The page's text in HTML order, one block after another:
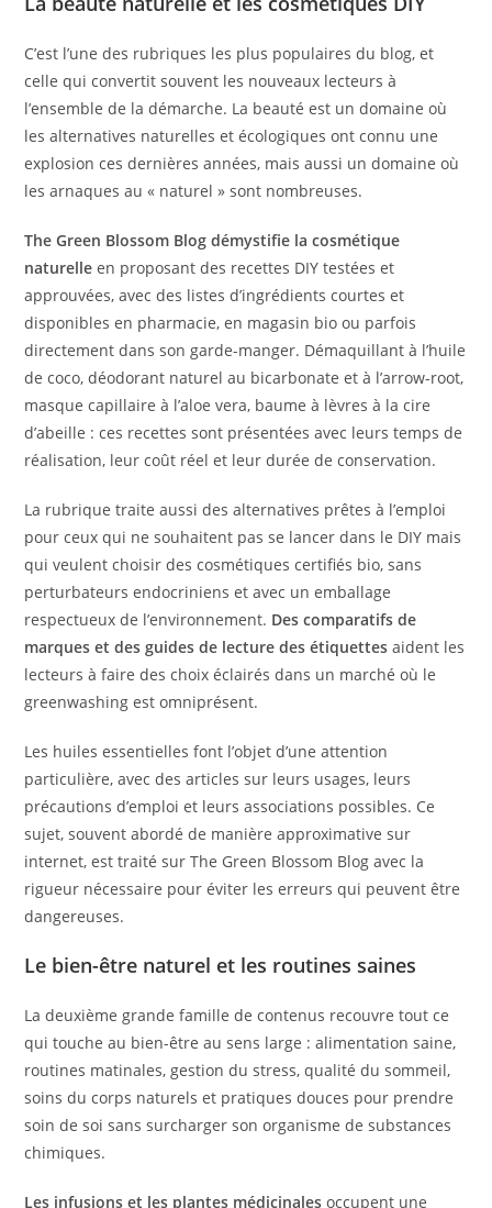
C’est l’une des rubriques les plus populaires du blog, et
celle qui convertit souvent les nouveaux lecteurs à
l’ensemble de la démarche. La beauté est un domaine où
les alternatives naturelles et écologiques ont connu une
explosion ces dernières années, mais aussi un domaine où
les arnaques au « naturel » sont nombreuses.
The Green Blossom Blog démystifie la cosmétique
naturelle en proposant des recettes DIY testées et
approuvées, avec des listes d’ingrédients courtes et
disponibles en pharmacie, en magasin bio ou parfois
directement dans son garde-manger. Démaquillant à l’huile
de coco, déodorant naturel au bicarbonate et à l’arrow-root,
masque capillaire à l’aloe vera, baume à lèvres à la cire
d’abeille : ces recettes sont présentées avec leurs temps de
réalisation, leur coût réel et leur durée de conservation.
La rubrique traite aussi des alternatives prêtes à l’emploi
pour ceux qui ne souhaitent pas se lancer dans le DIY mais
qui veulent choisir des cosmétiques certifiés bio, sans
perturbateurs endocriniens et avec un emballage
respectueux de l’environnement. Des comparatifs de
marques et des guides de lecture des étiquettes aident les
lecteurs à faire des choix éclairés dans un marché où le
greenwashing est omniprésent.
Les huiles essentielles font l’objet d’une attention
particulière, avec des articles sur leurs usages, leurs
précautions d’emploi et leurs associations possibles. Ce
sujet, souvent abordé de manière approximative sur
internet, est traité sur The Green Blossom Blog avec la
rigueur nécessaire pour éviter les erreurs qui peuvent être
dangereuses.
Le bien-être naturel et les routines saines
La deuxième grande famille de contenus recouvre tout ce
qui touche au bien-être au sens large : alimentation saine,
routines matinales, gestion du stress, qualité du sommeil,
soins du corps naturels et pratiques douces pour prendre
soin de soi sans surcharger son organisme de substances
chimiques.
Les infusions et les plantes médicinales occupent une